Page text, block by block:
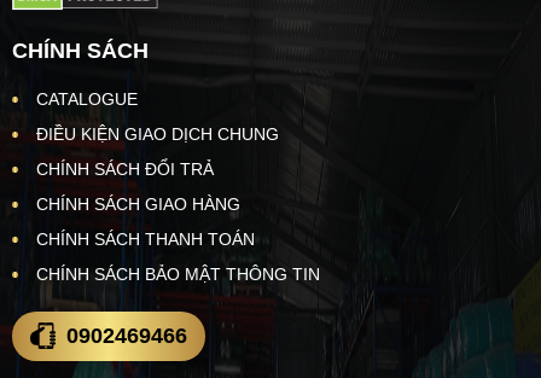
CHÍNH SÁCH
CATALOGUE
ĐIỀU KIỆN GIAO DỊCH CHUNG
CHÍNH SÁCH ĐỔI TRẢ
CHÍNH SÁCH GIAO HÀNG
CHÍNH SÁCH THANH TOÁN
CHÍNH SÁCH BẢO MẬT THÔNG TIN
0902469466